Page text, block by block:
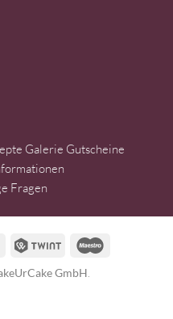
Galerie Gutscheine
Fragen
Cash
Pickup
Twint
GmbH